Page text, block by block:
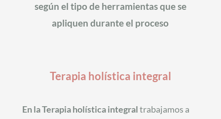
según el tipo de herramientas que se
apliquen durante el proceso
Terapia holística integral
En la Terapia holística integraltrabajamos a